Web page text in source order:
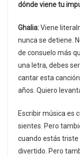
dónde viene tu
Ghalia:Viene
nunca se detiene.
de consuelo más
una letra, debes
cantar esta
años. Quiero
Escribir música es
sientes. Pero
cuando estás triste
divertido. Pero